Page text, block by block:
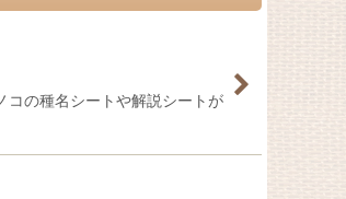
の種名シートや解説シートが